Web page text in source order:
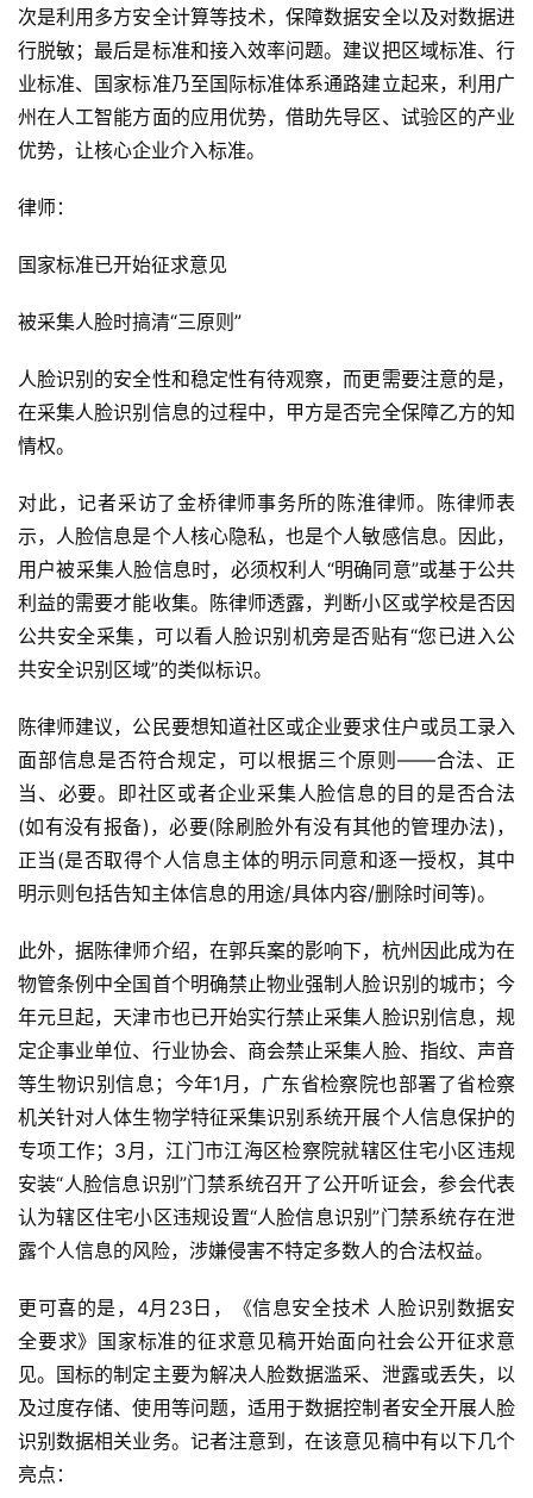
次是利用多方安全计算等技术，保障数据安全以及对数据进
行脱敏；最后是标准和接入效率问题。建议把区域标准、行
业标准、国家标准乃至国际标准体系通路建立起来，利用广
州在人工智能方面的应用优势，借助先导区、试验区的产业
优势，让核心企业介入标准。
律师：
国家标准已开始征求意见
被采集人脸时搞清“三原则”
人脸识别的安全性和稳定性有待观察，而更需要注意的是，
在采集人脸识别信息的过程中，甲方是否完全保障乙方的知
情权。
对此，记者采访了金桥律师事务所的陈淮律师。陈律师表
示，人脸信息是个人核心隐私，也是个人敏感信息。因此，
用户被采集人脸信息时，必须权利人“明确同意”或基于公共
利益的需要才能收集。陈律师透露，判断小区或学校是否因
公共安全采集，可以看人脸识别机旁是否贴有“您已进入公
共安全识别区域”的类似标识。
陈律师建议，公民要想知道社区或企业要求住户或员工录入
面部信息是否符合规定，可以根据三个原则——合法、正
当、必要。即社区或者企业采集人脸信息的目的是否合法
(如有没有报备)，必要(除刷脸外有没有其他的管理办法)，
正当(是否取得个人信息主体的明示同意和逐一授权，其中
明示则包括告知主体信息的用途/具体内容/删除时间等)。
此外，据陈律师介绍，在郭兵案的影响下，杭州因此成为在
物管条例中全国首个明确禁止物业强制人脸识别的城市；今
年元旦起，天津市也已开始实行禁止采集人脸识别信息，规
定企事业单位、行业协会、商会禁止采集人脸、指纹、声音
等生物识别信息；今年1月，广东省检察院也部署了省检察
机关针对人体生物学特征采集识别系统开展个人信息保护的
专项工作；3月，江门市江海区检察院就辖区住宅小区违规
安装“人脸信息识别”门禁系统召开了公开听证会，参会代表
认为辖区住宅小区违规设置“人脸信息识别”门禁系统存在泄
露个人信息的风险，涉嫌侵害不特定多数人的合法权益。
更可喜的是，4月23日，《信息安全技术 人脸识别数据安
全要求》国家标准的征求意见稿开始面向社会公开征求意
见。国标的制定主要为解决人脸数据滥采、泄露或丢失，以
及过度存储、使用等问题，适用于数据控制者安全开展人脸
识别数据相关业务。记者注意到，在该意见稿中有以下几个
亮点：